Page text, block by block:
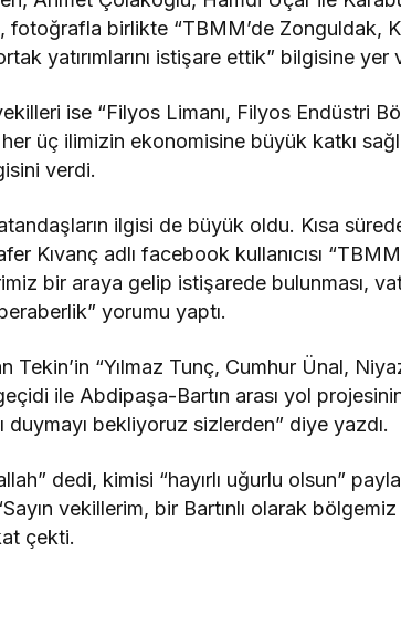
fotoğrafla birlikte “TBMM’de Zonguldak,
yatırımlarını istişare ettik” bilgisine yer
ise “Filyos Limanı, Filyos Endüstri
üç ilimizin ekonomisine büyük katkı
verdi.
ilgisi de büyük oldu. Kısa
Kıvanç adlı facebook kullanıcısı
bir araya gelip istişarede bulunması,
yorumu yaptı.
Tekin’in “Yılmaz Tunç, Cumhur Ünal,
ile Abdipaşa-Bartın arası yol
duymayı bekliyoruz sizlerden” diye yazdı.
dedi, kimisi “hayırlı uğurlu olsun”
“Sayın vekillerim, bir Bartınlı olarak
çekti.